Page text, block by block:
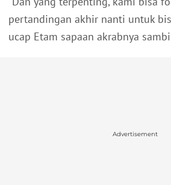
pertandingan akhir nanti untuk
ucap Etam sapaan akrabnya
Advertisement